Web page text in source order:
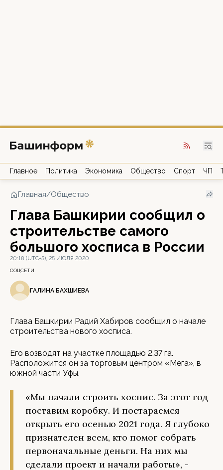
Главное Политика Экономика Общество Спорт ЧП
Главная/Общество
Глава Башкирии сообщил о
строительстве самого
большого хосписа в России
20:18 (UTC+5), 25 ИЮЛЯ 2020
СОЦСЕТИ
ГАЛИНА БАХШИЕВА
Глава Башкирии Радий Хабиров сообщил о начале
строительства нового хосписа.
Его возводят на участке площадью 2,37 га.
Расположится он за торговым центром «Мега», в
южной части Уфы.
«Мы начали строить хоспис. За этот год
поставим коробку. И постараемся
открыть его осенью 2021 года. Я глубоко
признателен всем, кто помог собрать
первоначальные деньги. На них мы
сделали проект и начали работы», -